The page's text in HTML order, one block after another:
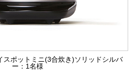
スポットミニ(3合炊き)ソリッドシルバ
ー：1名様